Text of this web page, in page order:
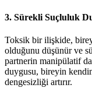
3. Sürekli Suçluluk
Toksik bir ilişkide,
olduğunu düşünür ve
partnerin manipülatif
duygusu, bireyin
dengesizliği artırır.